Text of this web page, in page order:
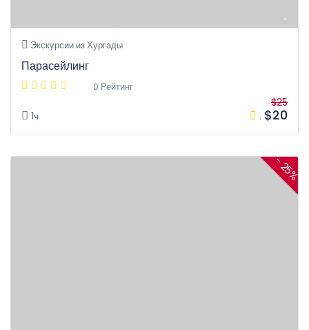
Экскурсии из Хургады
Парасейлинг
0 Рейтинг
1ч .
$25
$20
- 25%